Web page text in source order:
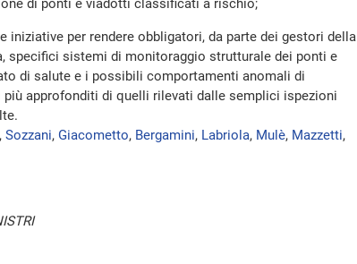
di ponti e viadotti classificati a rischio;
per rendere obbligatori, da parte dei gestori della
specifici sistemi di monitoraggio strutturale dei ponti e
di salute e i possibili comportamenti anomali di
approfonditi di quelli rilevati dalle semplici ispezioni
, Sozzani, Giacometto, Bergamini, Labriola, Mulè, Mazzetti,